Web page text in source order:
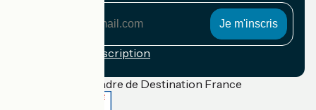
Conditions d'inscription
Financé dans le cadre de Destination France